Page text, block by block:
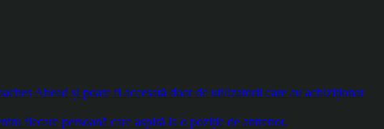
Ahead și poate fi accesată doar de utilizatorii care au achiziționat
fiecare persoană care aspiră la o poziție de antrenor.